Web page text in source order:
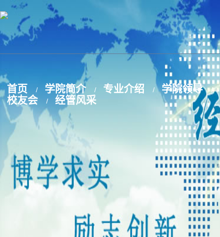
首页 / 学院简介 / 专业介绍 / 学院领导 /
校友会 / 经管风采